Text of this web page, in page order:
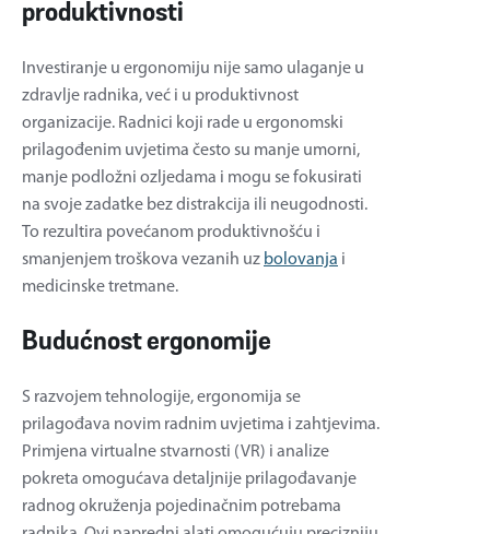
produktivnosti
Investiranje u ergonomiju nije samo ulaganje u
zdravlje radnika, već i u produktivnost
organizacije. Radnici koji rade u ergonomski
prilagođenim uvjetima često su manje umorni,
manje podložni ozljedama i mogu se fokusirati
na svoje zadatke bez distrakcija ili neugodnosti.
To rezultira povećanom produktivnošću i
smanjenjem troškova vezanih uz bolovanja i
medicinske tretmane.
Budućnost ergonomije
S razvojem tehnologije, ergonomija se
prilagođava novim radnim uvjetima i zahtjevima.
Primjena virtualne stvarnosti (VR) i analize
pokreta omogućava detaljnije prilagođavanje
radnog okruženja pojedinačnim potrebama